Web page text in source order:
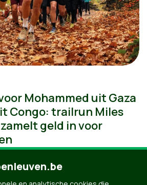
Mohammed uit Gaza
Congo: trailrun Miles
geld in voor